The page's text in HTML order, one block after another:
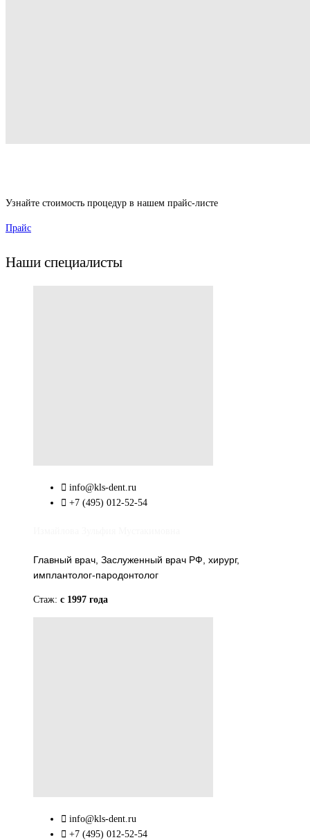
Узнайте стоимость процедур в нашем прайс-листе
Прайс
Наши специалисты
info@kls-dent.ru
+7 (495) 012-52-54
Главный врач, Заслуженный врач РФ, хирург,
имплантолог-пародонтолог
Стаж: с 1997 года
info@kls-dent.ru
+7 (495) 012-52-54